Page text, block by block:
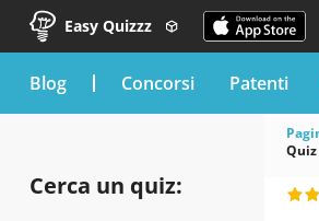
Easy Quizzz
blog Concorsi Patenti
Cerca un quiz: